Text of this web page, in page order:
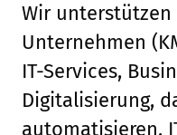
Wir
Unternehmen
IT-Services,
Digitalisierung,
automatisieren,